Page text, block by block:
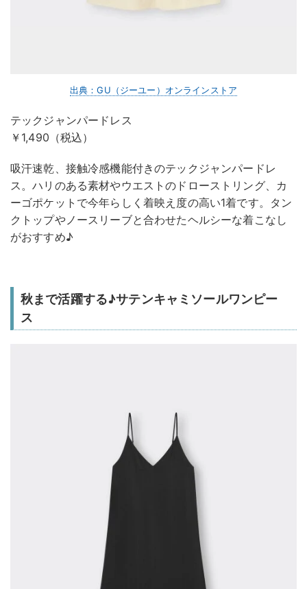
出典：GU（ジーユー）オンラインストア
テックジャンパードレス
￥1,490（税込）
吸汗速乾、接触冷感機能付きのテックジャンパードレ
ス。ハリのある素材やウエストのドローストリング、カ
ーゴポケットで今年らしく着映え度の高い1着です。タン
クトップやノースリーブと合わせたヘルシーな着こなし
がおすすめ♪
秋まで活躍する♪サテンキャミソールワンピー
ス